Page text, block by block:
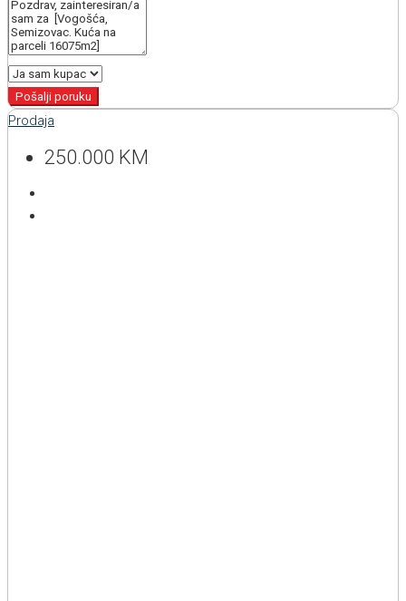
Pošalji poruku
Prodaja
250.000 KM